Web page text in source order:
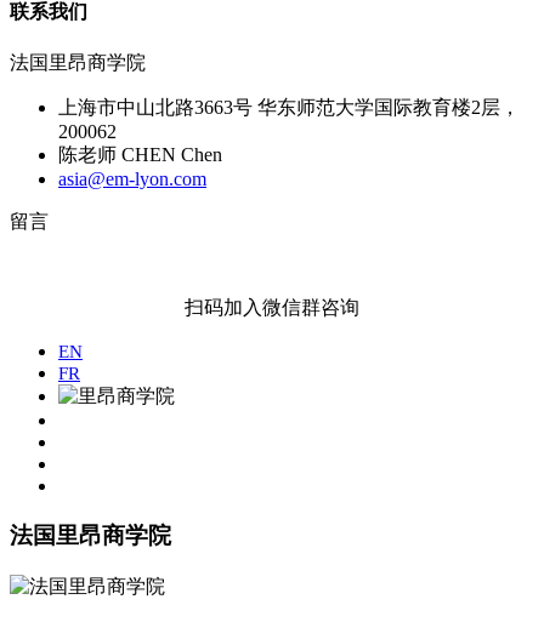
联系我们
法国里昂商学院
上海市中山北路3663号 华东师范大学国际教育楼2层，
200062
陈老师 CHEN Chen
asia@em-lyon.com
留言
扫码加入微信群咨询
EN
FR
法国里昂商学院